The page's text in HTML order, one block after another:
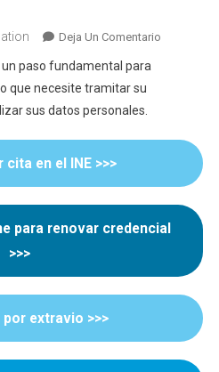
Deja Un ComentarioEn
Paso
México
paso fundamental para
que necesite tramitar su
sus datos personales.
en el INE >>>
para renovar credencial
>>>
por extravio >>>